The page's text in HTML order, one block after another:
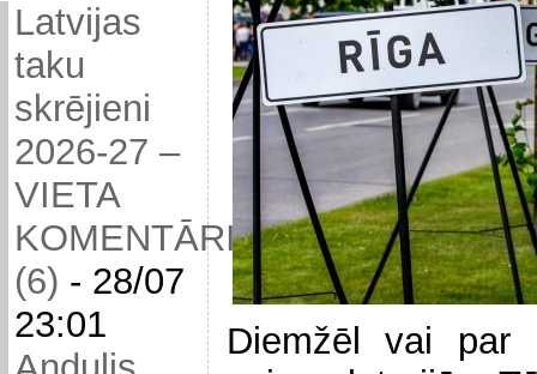
Latvijas
taku
skrējieni
2026-27 –
VIETA
KOMENTĀRIEM
(6) - 28/07
23:01
Diemžēl vai